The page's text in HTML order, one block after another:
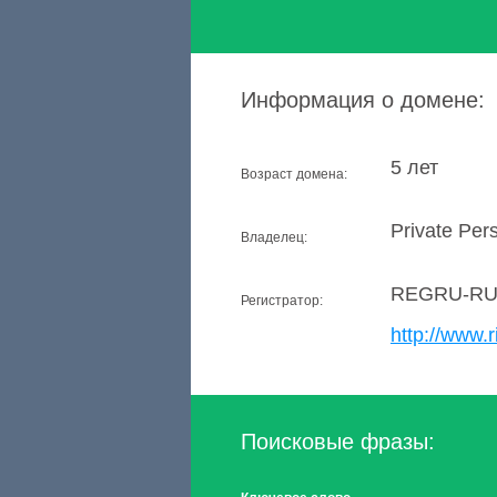
Информация о домене:
Возраст домена: 5 лет
Владелец: Private
Регистратор:
REGRU-RU
http://
Поисковые фразы: